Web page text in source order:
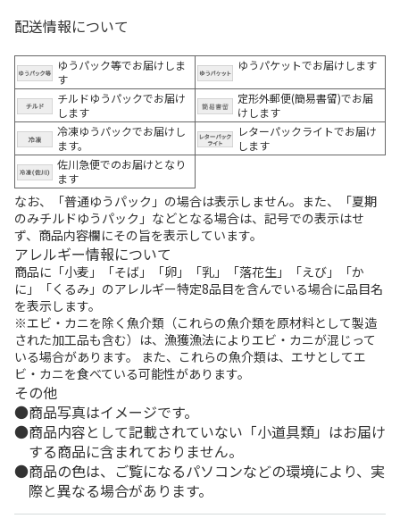
配送情報について
ゆうパック等でお届けしま
す
ゆうパケットでお届けします
チルドゆうパックでお届け
します
定形外郵便(簡易書留)でお届
けします
冷凍ゆうパックでお届けし
ます。
レターパックライトでお届け
します
佐川急便でのお届けとなり
ます
なお、「普通ゆうパック」の場合は表示しません。また、「夏期
のみチルドゆうパック」などとなる場合は、記号での表示はせ
ず、商品内容欄にその旨を表示しています。
アレルギー情報について
商品に「小麦」「そば」「卵」「乳」「落花生」「えび」「か
に」「くるみ」のアレルギー特定8品目を含んでいる場合に品目名
を表示します。
※エビ・カニを除く魚介類（これらの魚介類を原材料として製造
された加工品も含む）は、漁獲漁法によりエビ・カニが混じって
いる場合があります。 また、これらの魚介類は、エサとしてエ
ビ・カニを食べている可能性があります。
その他
商品写真はイメージです。
商品内容として記載されていない「小道具類」はお届け
する商品に含まれておりません。
商品の色は、ご覧になるパソコンなどの環境により、実
際と異なる場合があります。